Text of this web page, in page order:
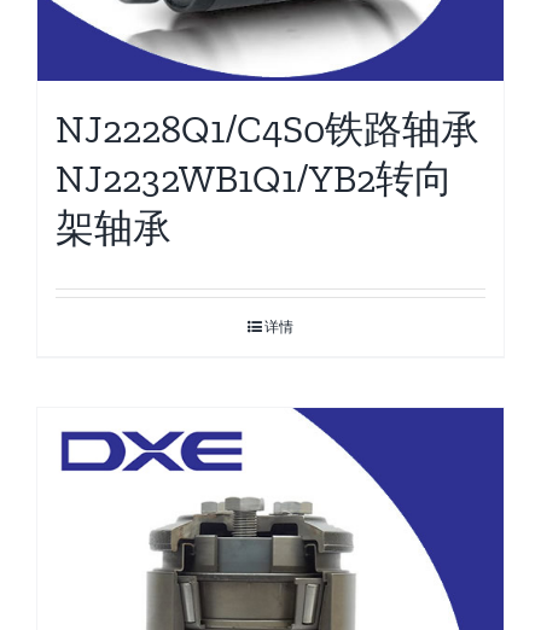
NJ2228Q1/C4S0铁路轴承
NJ2232WB1Q1/YB2转向
架轴承
详情